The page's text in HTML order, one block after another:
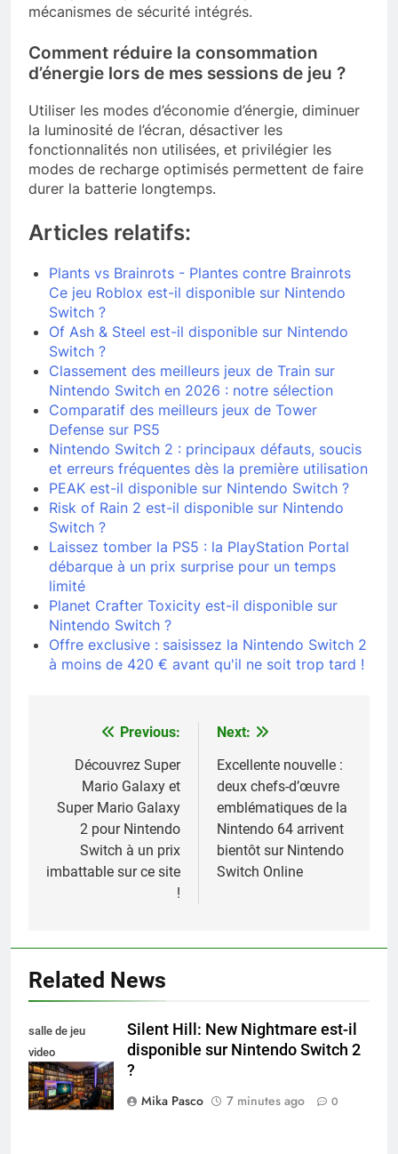
mécanismes de sécurité intégrés.
Comment réduire la consommation
d’énergie lors de mes sessions de jeu ?
Utiliser les modes d’économie d’énergie, diminuer
la luminosité de l’écran, désactiver les
fonctionnalités non utilisées, et privilégier les
modes de recharge optimisés permettent de faire
durer la batterie longtemps.
Articles relatifs:
Plants vs Brainrots - Plantes contre Brainrots
Ce jeu Roblox est-il disponible sur Nintendo
Switch ?
Of Ash & Steel est-il disponible sur Nintendo
Switch ?
Classement des meilleurs jeux de Train sur
Nintendo Switch en 2026 : notre sélection
Comparatif des meilleurs jeux de Tower
Defense sur PS5
Nintendo Switch 2 : principaux défauts, soucis
et erreurs fréquentes dès la première utilisation
PEAK est-il disponible sur Nintendo Switch ?
Risk of Rain 2 est-il disponible sur Nintendo
Switch ?
Laissez tomber la PS5 : la PlayStation Portal
débarque à un prix surprise pour un temps
limité
Planet Crafter Toxicity est-il disponible sur
Nintendo Switch ?
Offre exclusive : saisissez la Nintendo Switch 2
à moins de 420 € avant qu'il ne soit trop tard !
Navigation
l’article
Previous:
Découvrez Super
Mario Galaxy et
Super Mario Galaxy
2 pour Nintendo
Switch à un prix
imbattable sur ce site
!
Next:
Excellente nouvelle :
deux chefs-d’œuvre
emblématiques de la
Nintendo 64 arrivent
bientôt sur Nintendo
Switch Online
Related News
salle de jeu
video
collectionneur
Silent Hill: New Nightmare est-il
disponible sur Nintendo Switch 2
?
Mika Pasco
7 minutes ago 0